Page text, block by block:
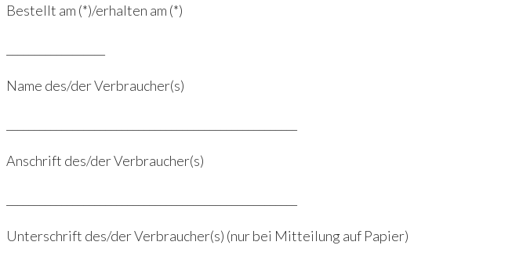
Bestellt am (*)/erhalten am (*)
Name des/der Verbraucher(s)
Anschrift des/der Verbraucher(s)
Unterschrift des/der Verbraucher(s) (nur bei Mitteilung auf Papier)